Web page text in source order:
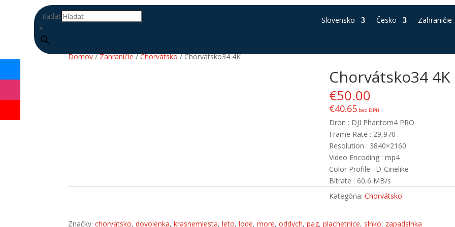
Hľadať
×
Slovensko Česko Zahraničie
Domov/Zahraničie/Chorvátsko/ Chorvátsko34 4K
Chorvátsko34 4K
€50.00
€40.65 bez DPH
Dron : DJI Phantom4 PRO
Frame Rate : 29,970
Resolution : 3840×2160
Video Encoding : mp4
Color Profile : D-Cinelike
Bitrate : 60,6 MB/s
Kategória:Chorvátsko
Značky:chorvatsko,dovolenka,krasnemiesta,leto,lode,more,oddych,pag,plachetnice, slnko, zapadslnka